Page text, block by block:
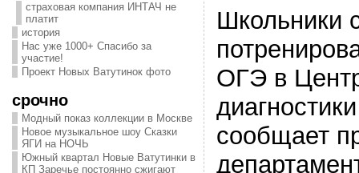
страховая компания ИНТАЧ не
платит
история
Нас уже 1000+ Спасибо за
участие!
Проект Новых Ватутинок фото
срочно
Модный показ коллекции в Москве
Новое музыкальное шоу Сказки
ЯГИ на НОЧЬ
Южный квартал Новые Ватутинки в
КП Заречье постоянно сжигают
Школьники
ОГЭ в
сообщает